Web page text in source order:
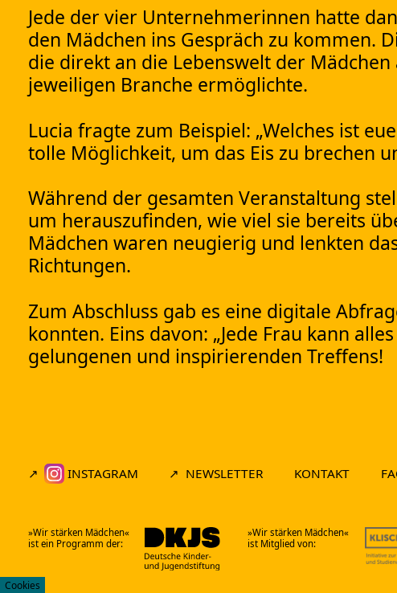
Jede der vier Unternehmerinnen hatte
den Mädchen ins Gespräch zu kommen.
die direkt an die Lebenswelt der
jeweiligen Branche ermöglichte.
Lucia fragte zum Beispiel: „Welches ist
tolle Möglichkeit, um das Eis zu brechen
Während der gesamten Veranstaltung
um herauszufinden, wie viel sie bereits
Mädchen waren neugierig und lenkten
Richtungen.
Zum Abschluss gab es eine digitale
konnten. Eins davon: „Jede Frau kann
gelungenen und inspirierenden Treffens!
INSTAGRAM NEWSLETTER KONTAKT
»Wir stärken Mädchen«
ist ein Programm der:
»Wir stärken Mädchen«
ist Mitglied von:
Cookies